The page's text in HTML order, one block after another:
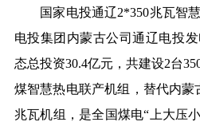
国家电投通辽2*350兆瓦智慧
电投集团内蒙古公司通辽电投
态总投资30.4亿元，共建设2台
煤智慧热电联产机组，替代内蒙
兆瓦机组，是全国煤电“上大压